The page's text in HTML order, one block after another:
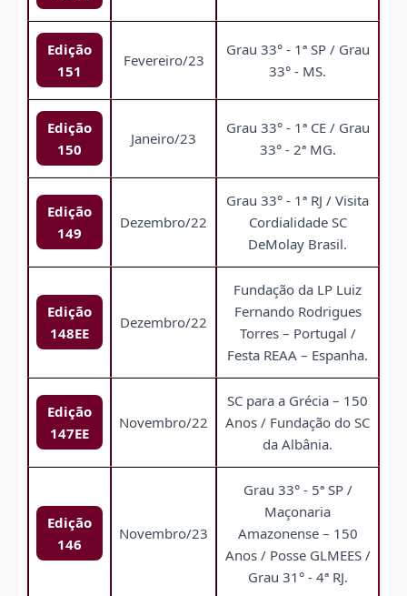
Edição
151
Fevereiro/23
Grau 33° - 1ª SP / Grau
33° - MS.
Edição
150
Janeiro/23
Grau 33° - 1ª CE / Grau
33° - 2ª MG.
Edição
149
Dezembro/22
Grau 33° - 1ª RJ / Visita
Cordialidade SC
DeMolay Brasil.
Edição
148EE
Dezembro/22
Fundação da LP Luiz
Fernando Rodrigues
Torres – Portugal /
Festa REAA – Espanha.
Edição
147EE
Novembro/22
SC para a Grécia – 150
Anos / Fundação do SC
da Albânia.
Edição
146
Novembro/23
Grau 33° - 5ª SP /
Maçonaria
Amazonense – 150
Anos / Posse GLMEES /
Grau 31° - 4ª RJ.